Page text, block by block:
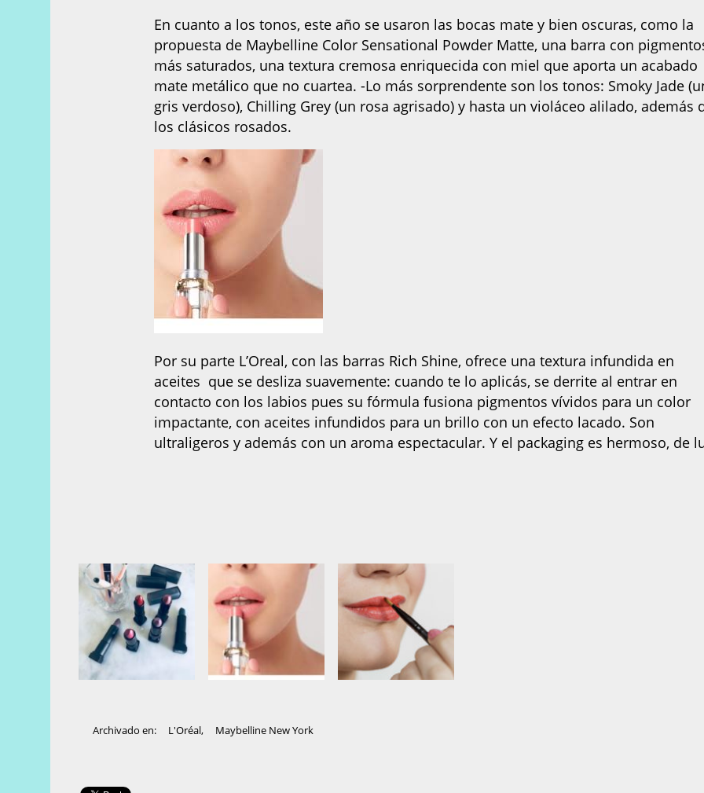
En cuanto a los tonos, este año se usaron las bocas mate y bien oscuras, como la
propuesta de Maybelline Color Sensational Powder Matte, una barra con
más saturados, una textura cremosa enriquecida con miel que aporta un acabado
mate metálico que no cuartea. -Lo más sorprendente son los tonos: Smoky Jade
gris verdoso), Chilling Grey (un rosa agrisado) y hasta un violáceo alilado, además
los clásicos rosados.
Por su parte L’Oreal, con las barras Rich Shine, ofrece una textura infundida en
aceites que se desliza suavemente: cuando te lo aplicás, se derrite al entrar en
contacto con los labios pues su fórmula fusiona pigmentos vívidos para un color
impactante, con aceites infundidos para un brillo con un efecto lacado. Son
ultraligeros y además con un aroma espectacular. Y el packaging es hermoso, de
Archivado en: L'Oréal, Maybelline New York